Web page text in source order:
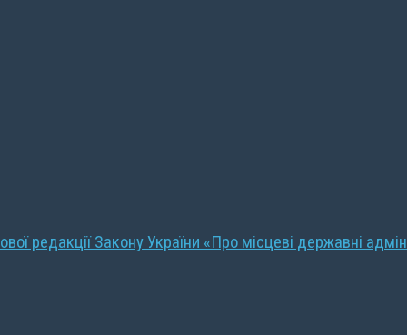
редакції Закону України «Про місцеві державні